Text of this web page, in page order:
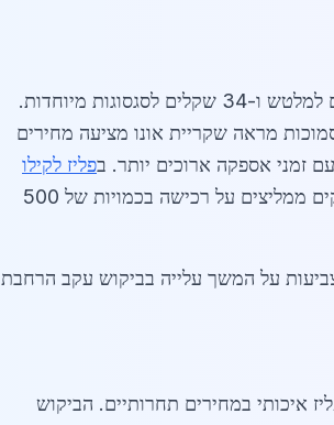
עומד על 30 שקלים לקילוגרם לפליז גולמי, 32 שקלים למלטש ו-34 שקלים לסגסוגות מיוחדות.
סמוכות מראה שקריית אונו מציעה מחירים
זמני אספקה ארוכים יותר. בפליז לקילו
, המחירים דומים אך קריית אונו בולטת בנגישות. ספקים ממליצים על רכישה בכמויות של 500
מראים ש-40% מהביקוש מגיע מבנייה, 30% מתעשייה ו-20% ממגזר הרכב. תחזיות ל-2026 מצביעות על המשך עלייה בביקוש עקב הרחבת
איכותי במחירים תחרותיים. הביקוש